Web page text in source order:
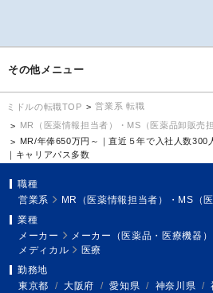
その他メニュー
ミドルの転職TOP
営業系 転職
MR（医薬情報担当者）・MS（医薬品卸販売
MR/年俸650万円～｜直近５年で入社人数300
｜キャリアパス多数
職種
営業系
MR（医薬情報担当者）・MS（
業種
メーカー
メーカー（医薬品・医療機器）
メディカル
医療
勤務地
東京都
/ 大阪府 / 愛知県 / 神奈川県 /